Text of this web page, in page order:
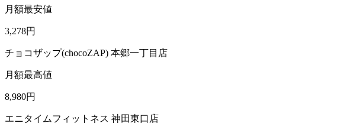
月額最安値
3,278円
チョコザップ(chocoZAP) 本郷一丁目店
月額最高値
8,980円
エニタイムフィットネス 神田東口店